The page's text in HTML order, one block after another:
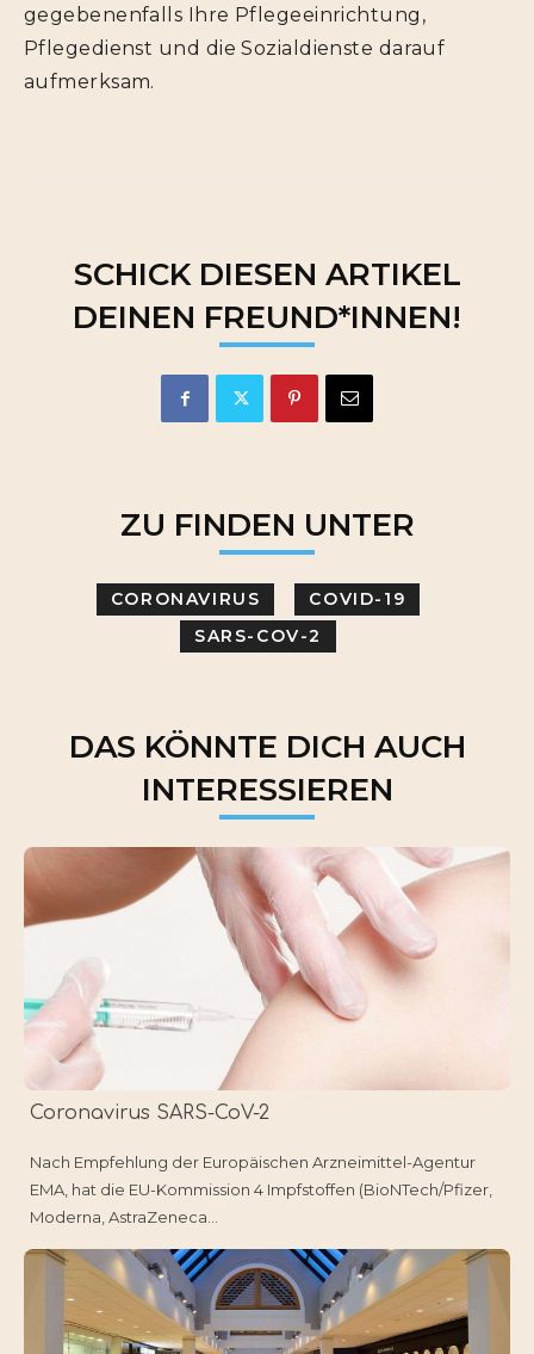
gegebenenfalls Ihre Pflegeeinrichtung,
Pflegedienst und die Sozialdienste darauf
aufmerksam.
SCHICK DIESEN ARTIKEL
DEINEN FREUND*INNEN!
ZU FINDEN UNTER
CORONAVIRUS
COVID-19
SARS-COV-2
DAS KÖNNTE DICH AUCH
INTERESSIEREN
Coronavirus SARS-CoV-2
Nach Empfehlung der Europäischen Arzneimittel-Agentur
EMA, hat die EU-Kommission 4 Impfstoffen (BioNTech/Pfizer,
Moderna, AstraZeneca...